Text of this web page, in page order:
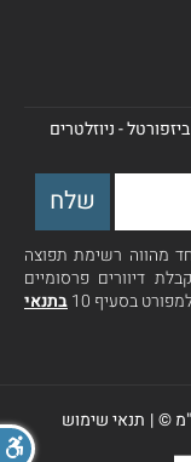
- ניוזלטרים
מהווה רשימת תפוצה
דיוורים פרסומיים
בסעיף 10
בתנאי
©
| תנאי שימוש